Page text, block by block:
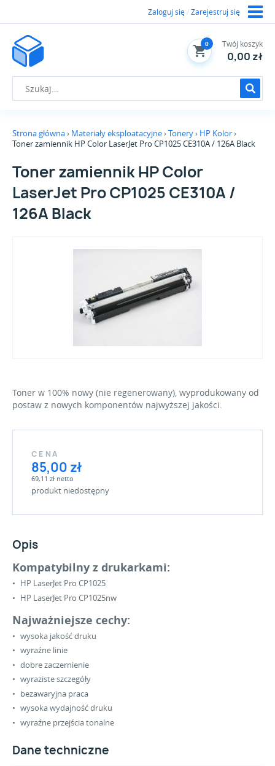
Zaloguj się /Zarejestruj się
0 Twój koszyk
0,00 zł
Strona główna Materiały eksploatacyjne Tonery
HP Kolor
Toner zamiennik HP Color LaserJet Pro CP1025 CE310A / 126A Black
Toner zamiennik HP Color
LaserJet Pro CP1025 CE310A /
126A Black
Toner w 100% nowy (nie regenerowany), wyprodukowany od
postaw z nowych komponentów najwyższej jakości.
CENA
85,00 zł
69,11 zł netto
produkt niedostępny
Opis
Kompatybilny z drukarkami:
HP LaserJet Pro CP1025
HP LaserJet Pro CP1025nw
Najważniejsze cechy:
wysoka jakość druku
wyraźne linie
dobre zaczernienie
wyraziste szczegóły
bezawaryjna praca
wysoka wydajność druku
wyraźne przejścia tonalne
Dane techniczne